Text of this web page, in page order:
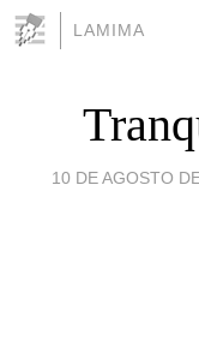
LAMIMA
10 DE AGOSTO